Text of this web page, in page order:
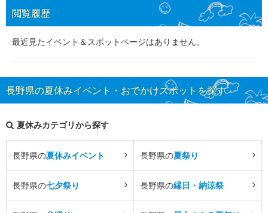
閲覧履歴
最近見たイベント＆スポットページはありません。
長野県の夏休みイベント・おでかけスポットを探す
夏休みカテゴリから探す
長野県の夏休みイベント 長野県の夏祭り
長野県の七夕祭り 長野県の縁日・納涼祭